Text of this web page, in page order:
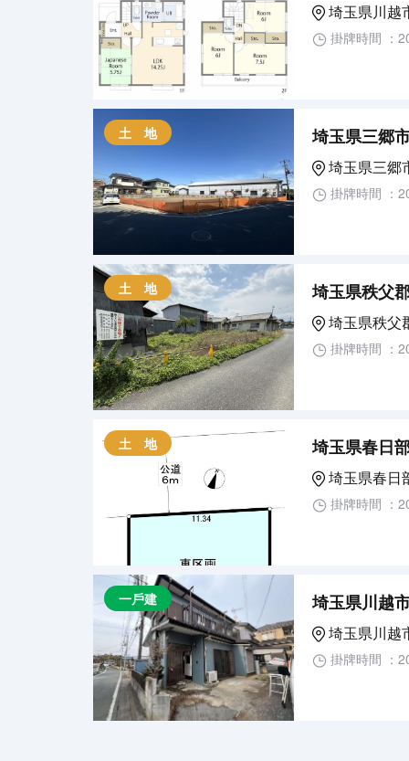
埼玉県川越
掛牌時間 ：
土 地 埼玉県三郷
埼玉県三郷
掛牌時間 ：
土 地 埼玉県秩父
埼玉県秩父
掛牌時間 ：
土 地 埼玉県春日
埼玉県春日
掛牌時間 ：
一戶建 埼玉県川越
埼玉県川越
掛牌時間 ：